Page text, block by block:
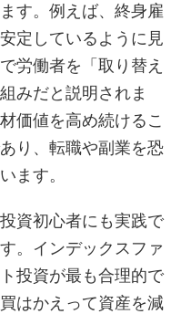
す。例えば、終身雇
定しているように見
労働者を「取り替え
みだと説明されま
価値を高め続けるこ
り、転職や副業を恐
ます。
資初心者にも実践で
。インデックスファ
投資が最も合理的で
はかえって資産を減